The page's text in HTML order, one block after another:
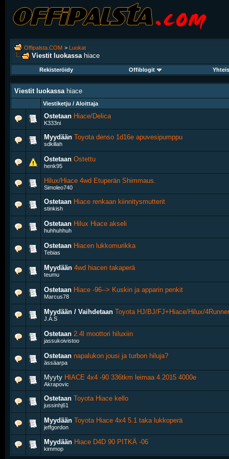
Offipalsta.COM > Luokat
Viestit luokassa hiace
Rekisteröidy Offiblogit
Viestit luokassa hiace
Viestiketju / Aloittaja
Ostetaan Hiace/Delica
K333ni
Myydään Toyota denso 1d16e apuvesipumppu
sdkillah
Ostetaan Ostettu
henk95
Hilux/Hiace 4wd Etuperän Shimmaus.
Simoleo740
Ostetaan Hiace renkaan kiinnitysmutterit
stinkish
Ostetaan Hilux Hiace akseli
huhhuhhuh
Ostetaan Hiacen lukkomurikka
Tebias
Myydään 4wd hiacen takaperä
teumu
Ostetaan Hiace -96--> Kuskin ja apparin penkit
Marcus78
Myydään / Vaihdetaan Toyota HJ/BJ/FJ+Hiace/Hilux/
J.A.S
Ostetaan 2.4l moottori hiluxiin
jassukoivistoo
Ostetaan napalukon jousi ja turbon hiluja?
ässäarpa
Myyty HIACE 4x4 -90 336tkm leimaa 4.2015 4000e
Akrapovic
Ostetaan Toyota Hiace kello
jussinhj61
Myydään Toyota Hiace 4x4 5.1 taka lukkoperä
jeffgordon
Myydään Hiace D4D 90 PITKÄ -06
kimmop